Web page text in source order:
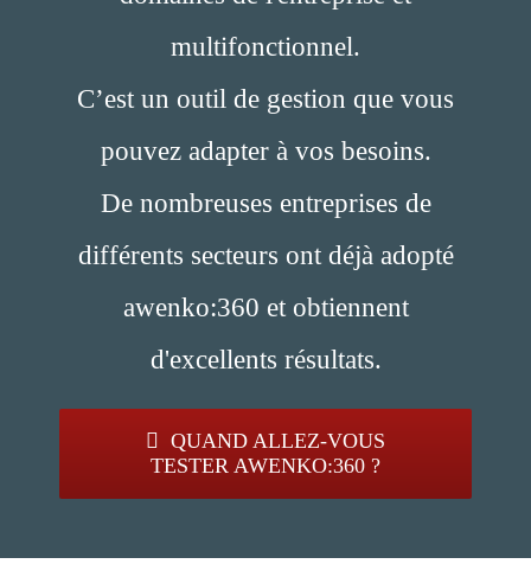
multifonctionnel.
C’est un outil de gestion que vous
pouvez adapter à vos besoins.
De nombreuses entreprises de
différents secteurs ont déjà adopté
awenko:360 et obtiennent
d'excellents résultats.
QUAND ALLEZ-VOUS
TESTER AWENKO:360 ?